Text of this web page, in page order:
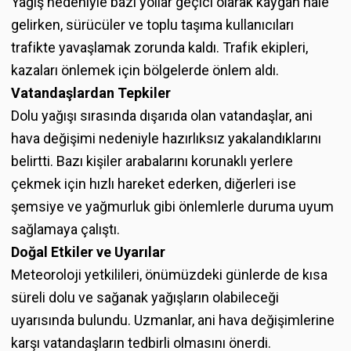
gelirken, sürücüler ve toplu taşıma kullanıcıları
trafikte yavaşlamak zorunda kaldı. Trafik ekipleri,
kazaları önlemek için bölgelerde önlem aldı.
Vatandaşlardan Tepkiler
Dolu yağışı sırasında dışarıda olan vatandaşlar, ani
hava değişimi nedeniyle hazırlıksız yakalandıklarını
belirtti. Bazı kişiler arabalarını korunaklı yerlere
çekmek için hızlı hareket ederken, diğerleri ise
şemsiye ve yağmurluk gibi önlemlerle duruma uyum
sağlamaya çalıştı.
Doğal Etkiler ve Uyarılar
Meteoroloji yetkilileri, önümüzdeki günlerde de kısa
süreli dolu ve sağanak yağışların olabileceği
uyarısında bulundu. Uzmanlar, ani hava değişimlerine
karşı vatandaşların tedbirli olmasını önerdi.